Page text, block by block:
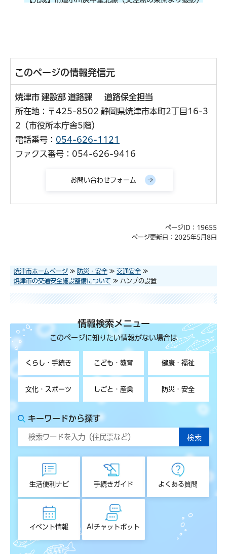
このページの情報発信元
焼津市 建設部 道路課 道路保全担当
所在地：〒425-8502 静岡県焼津市本町2丁目16-3
2（市役所本庁舎5階）
電話番号： 054-626-1121
ファクス番号：054-626-9416
ページID：19655
ページ更新日：2025年5月8日
焼津市ホームページ ≫ 防災・安全 ≫ 交通安全 ≫
焼津市の交通安全施設整備について ≫ ハンプの設置
情報検索メニュー
このページに知りたい情報がない場合は
くらし・手続き こども・教育 健康・福祉
文化・スポーツ しごと・産業 防災・安全
キーワードから探す
生活便利ナビ 手続きガイド よくある質問
イベント情報 AIチャットボット